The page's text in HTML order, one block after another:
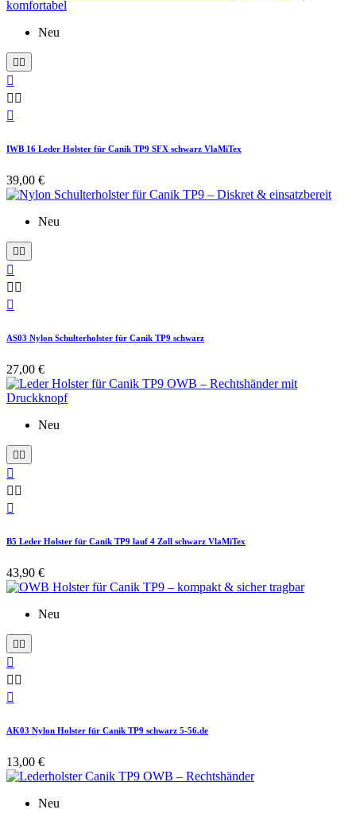
Neu
 

 

IWB 16 Leder Holster für Canik TP9 SFX schwarz VlaMiTex
39,00 €
Neu
 

 

AS03 Nylon Schulterholster für Canik TP9 schwarz
27,00 €
Neu
 

 

B5 Leder Holster für Canik TP9 lauf 4 Zoll schwarz VlaMiTex
43,90 €
Neu
 

 

AK03 Nylon Holster für Canik TP9 schwarz 5-56.de
13,00 €
Neu